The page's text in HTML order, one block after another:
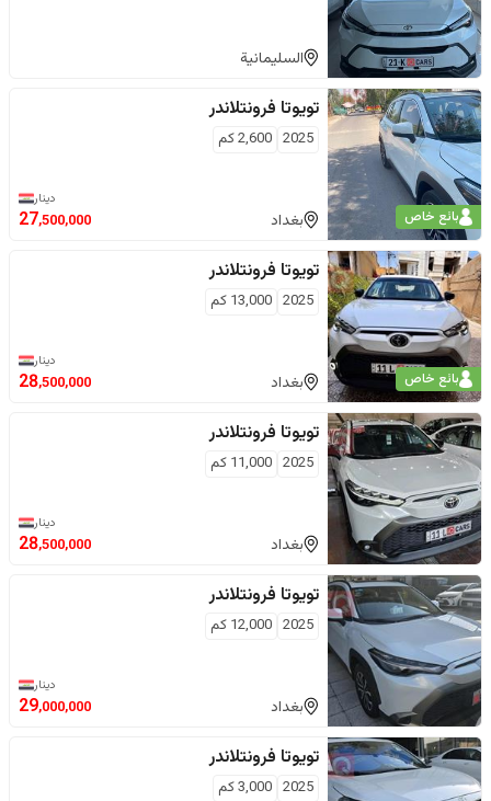
السليمانية
بائع خاص
تويوتا فرونتلاندر
2025
2,600كم
بغداد
دينار
27,500,000
بائع خاص
تويوتا فرونتلاندر
2025
13,000 كم
بغداد
دينار
28,500,000
تويوتا فرونتلاندر
2025
11,000 كم
بغداد
دينار
28,500,000
تويوتا فرونتلاندر
2025
12,000 كم
بغداد
دينار
29,000,000
تويوتا فرونتلاندر
2025
3,000كم